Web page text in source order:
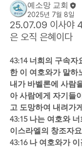
예소망 교회
2025년 7월 8일
25.07.09 이사야
은 오직 은혜이다
43:14 너희의 구속
한 이 여호와가 말하
내가 바벨론에 사람
아 사람에게 자기들
고 도망하여 내려가
43:15 나는 여호와
이스라엘의 창조자
43:16 나 여호와가